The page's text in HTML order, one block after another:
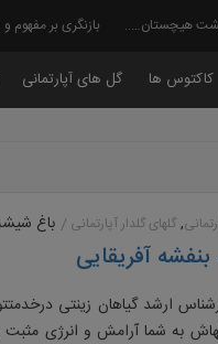
هیچستان….. بازنگری بر مفهوم
کاکتوس ها گل های آپارتمانی
, گلهای گلدار آپارتمانی باغ
آفریقایی
ارشد گیاهان زینتی
به شما آرامش و انرژی